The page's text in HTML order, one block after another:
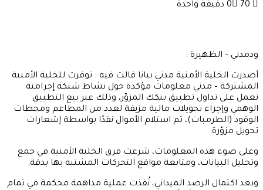
0
70 دقيقة واحدة
ودمدني – الظهيرة :
أصدرت الخلية الأمنية مدني بيانا قالت فيه : توفرت للخلية الأمنية
المشتركة – مدني معلومات مؤكدة حول نشاط شبكة إجرامية
تعمل على تداول تطبيق بنكك المزوّر، وذلك عبر بيع التطبيق
الوهمي وإجراء تحويلات مالية مزيفة لعدد من المطاعم ومحطات
الوقود (الطرمبات)، ثم استلام الأموال نقدًا بواسطة إشعارات
تحويل مزوّرة.
وعلى ضوء هذه المعلومات، شرعت فرق الخلية الأمنية في جمع
وتحليل البيانات، ومتابعة مواقع التحركات المشتبه بها بدقة.
وبعد اكتمال الرصد الميداني، نُفذت عملية مداهمة محكمة في تمام